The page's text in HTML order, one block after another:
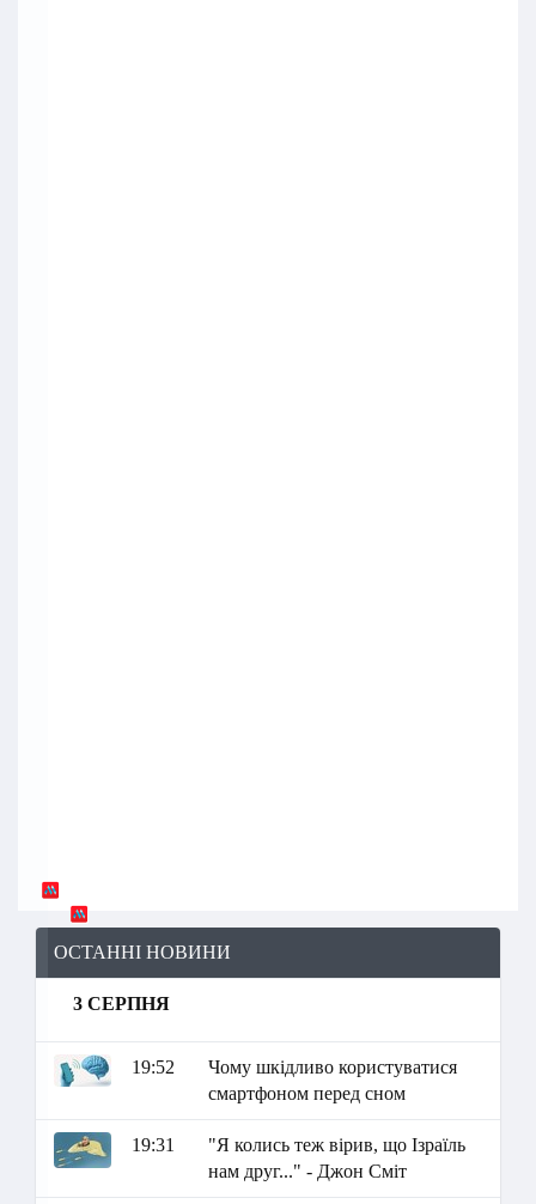
ОСТАННІ НОВИНИ
3 СЕРПНЯ
19:52
Чому шкідливо користуватися
смартфоном перед сном
19:31
"Я колись теж вірив, що Ізраїль
нам друг..." - Джон Сміт